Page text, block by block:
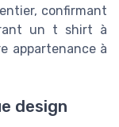
confirmant
un t shirt à
appartenance à
design